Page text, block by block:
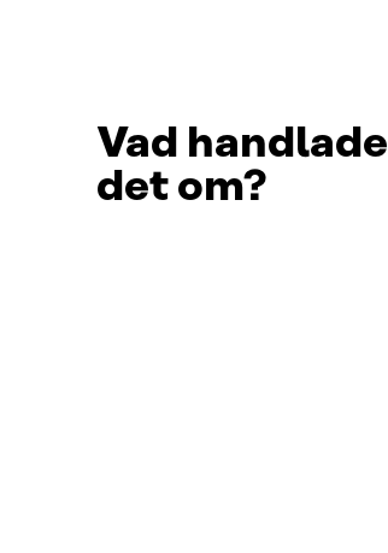
Vad handlade
det om?